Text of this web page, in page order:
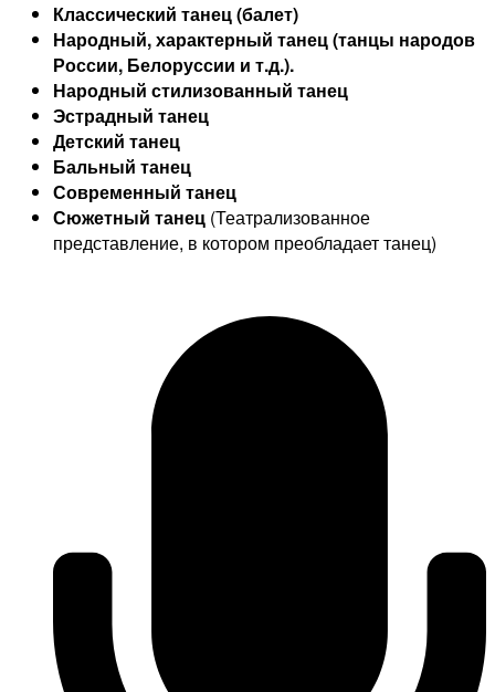
Классический танец (балет)
Народный, характерный танец (танцы народов
России, Белоруссии и т.д.).
Народный стилизованный танец
Эстрадный танец
Детский танец
Бальный танец
Современный танец
Сюжетный танец (Театрализованное
представление, в котором преобладает танец)